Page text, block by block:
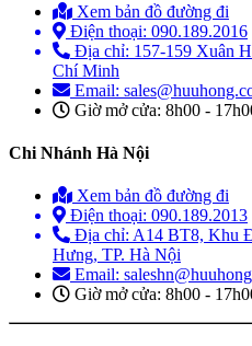
Xem bản đồ đường đi
Điện thoại: 090.189.2016
Địa chỉ: 157-159 Xuân
Chí Minh
Email:
Giờ mở cửa: 8h00 -
Chi Nhánh Hà Nội
Xem bản đồ đường đi
Điện thoại: 090.189.2013
Địa chỉ: A14 BT8, Khu
Hưng, TP. Hà Nội
Email:
Giờ mở cửa: 8h00 -